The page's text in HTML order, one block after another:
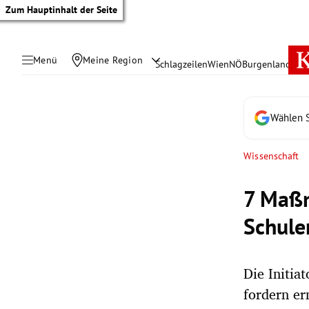
Zum Hauptinhalt der Seite
Menü Meine Region SchlagzeilenWienNÖBurgenland
Wählen
Wissenschaft
7
Die
fordern